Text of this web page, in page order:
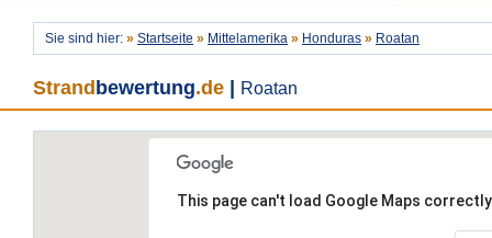
Sie sind hier: » Startseite » Mittelamerika » Honduras » Roatan
Strand bewertung.de Roatan
This page can't load Google Maps